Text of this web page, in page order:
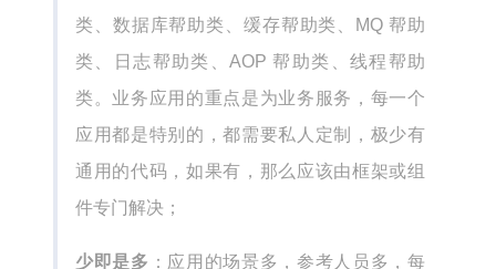
类、数据库帮助类、缓存帮助类、MQ 帮助
类、日志帮助类、AOP 帮助类、线程帮助
类。业务应用的重点是为业务服务，每一个
应用都是特别的，都需要私人定制，极少有
通用的代码，如果有，那么应该由框架或组
件专门解决；
少即是多 ：应用的场景多，参考人员多，每